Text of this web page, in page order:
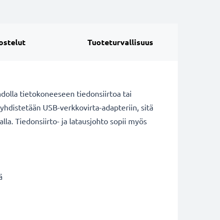
Tuoteturvallisuus
tietokoneeseen tiedonsiirtoa tai
USB-verkkovirta-adapteriin, sitä
Tiedonsiirto- ja latausjohto sopii myös